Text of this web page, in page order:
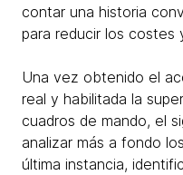
contar una historia
para reducir los costes
Una vez obtenido el
real y habilitada la
cuadros de mando, el
analizar más a fondo
última instancia,